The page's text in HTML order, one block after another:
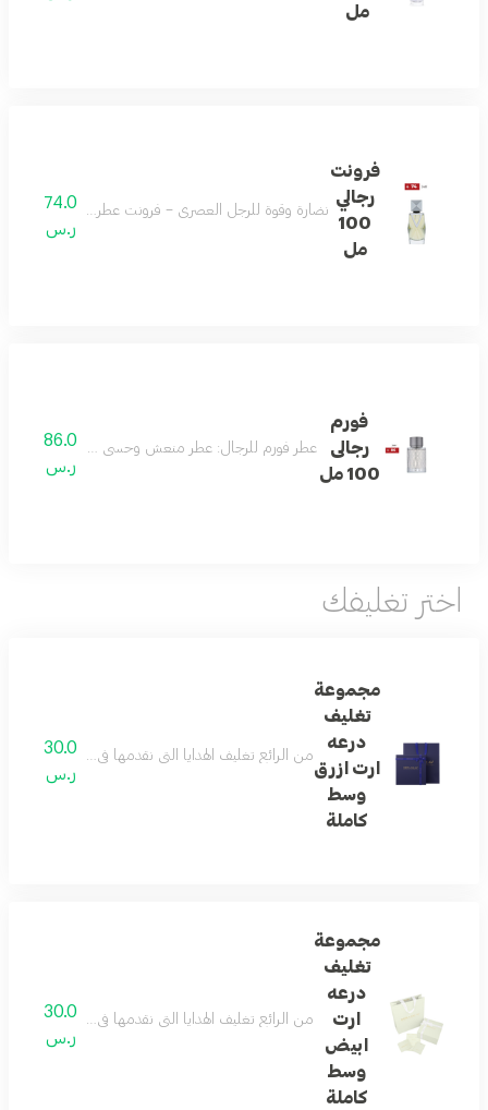
مل
فرونت
رجالي
100
مل
نضارة وقوة للرجل العصري – فرونت عطر رجالي منعش
74.0
ر.س
فورم
رجالى
100 مل
عطر فورم للرجال: عطر منعش وحسي مع رائحة نقية
86.0
ر.س
اختر تغليفك
مجموعة
تغليف
درعه
ارت ازرق
وسط
كاملة
من الرائع تغليف الهدايا التي نقدمها في حياتنا ...
30.0
ر.س
مجموعة
تغليف
درعه
ارت
ابيض
وسط
كاملة
من الرائع تغليف الهدايا التي نقدمها في حياتنا ...
30.0
ر.س